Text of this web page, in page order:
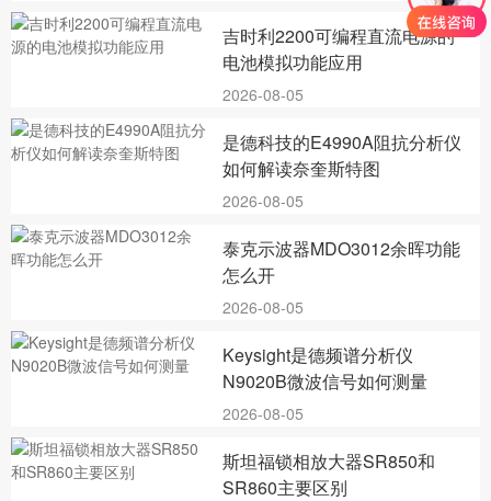
吉时利2200可编程直流电源的
电池模拟功能应用
2026-08-05
是德科技的E4990A阻抗分析仪
如何解读奈奎斯特图
2026-08-05
泰克示波器MDO3012余晖功能
怎么开
2026-08-05
Keysight是德频谱分析仪
N9020B微波信号如何测量
2026-08-05
斯坦福锁相放大器SR850和
SR860主要区别